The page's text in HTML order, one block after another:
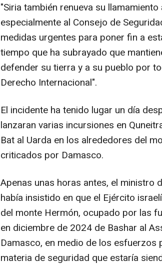
"Siria también renueva su
especialmente al Consejo de
medidas urgentes para poner fin a
tiempo que ha subrayado que
defender su tierra y a su pueblo por
Derecho Internacional".
El incidente ha tenido lugar un día
lanzaran varias incursiones en
Bat al Uarda en los alrededores del
criticados por Damasco.
Apenas unas horas antes, el ministro
había insistido en que el Ejército
del monte Hermón, ocupado por las
en diciembre de 2024 de Bashar al
Damasco, en medio de los
materia de seguridad que estaría